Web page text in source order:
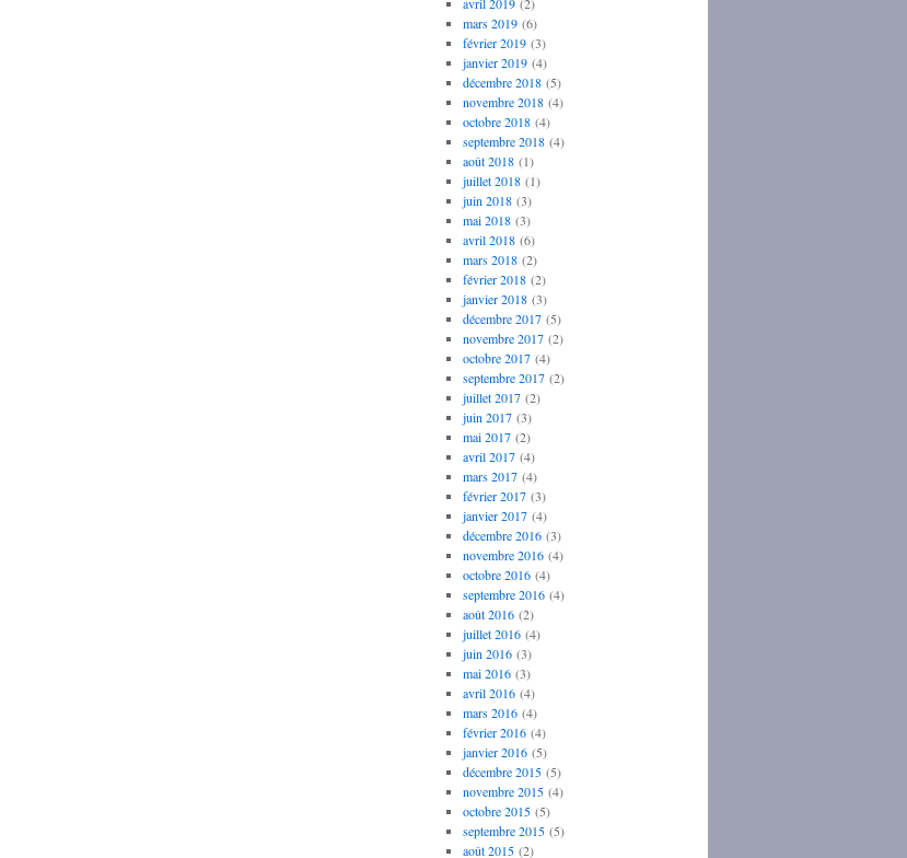
mars 2019(6)
février 2019(3)
janvier 2019(4)
décembre 2018(5)
novembre 2018(4)
octobre 2018(4)
septembre 2018(4)
août 2018(1)
juillet 2018(1)
juin 2018(3)
mai 2018(3)
avril 2018(6)
mars 2018(2)
février 2018(2)
janvier 2018(3)
décembre 2017(5)
novembre 2017(2)
octobre 2017(4)
septembre 2017(2)
juillet 2017(2)
juin 2017(3)
mai 2017(2)
avril 2017(4)
mars 2017(4)
février 2017(3)
janvier 2017(4)
décembre 2016(3)
novembre 2016(4)
octobre 2016(4)
septembre 2016(4)
août 2016(2)
juillet 2016(4)
juin 2016(3)
mai 2016(3)
avril 2016(4)
mars 2016(4)
février 2016(4)
janvier 2016(5)
décembre 2015(5)
novembre 2015(4)
octobre 2015(5)
septembre 2015(5)
août 2015(2)